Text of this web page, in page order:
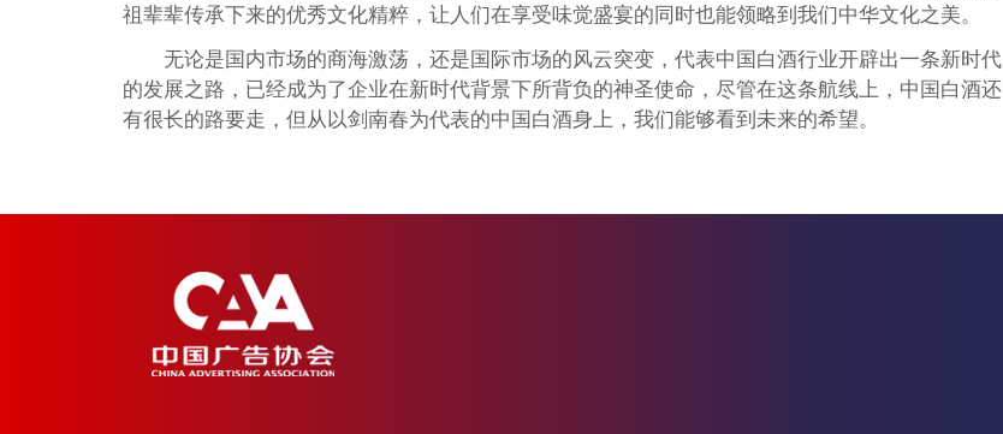
祖辈辈传承下来的优秀文化精粹，让人们在享受味觉盛宴的同时也能领略到我们中华文化之美。
无论是国内市场的商海激荡，还是国际市场的风云突变，代表中国白酒行业开辟出一条新时代
的发展之路，已经成为了企业在新时代背景下所背负的神圣使命，尽管在这条航线上，中国白酒还
有很长的路要走，但从以剑南春为代表的中国白酒身上，我们能够看到未来的希望。